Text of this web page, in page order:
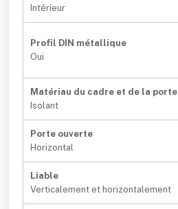
Intérieur
Profil DIN métallique
Oui
Matériau du cadre et de la porte
Isolant
Porte ouverte
Horizontal
Liable
Verticalement et horizontalement